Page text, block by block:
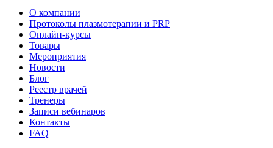
О компании
Протоколы плазмотерапии и PRP
Онлайн-курсы
Товары
Мероприятия
Новости
Блог
Реестр врачей
Тренеры
Записи вебинаров
Контакты
FAQ